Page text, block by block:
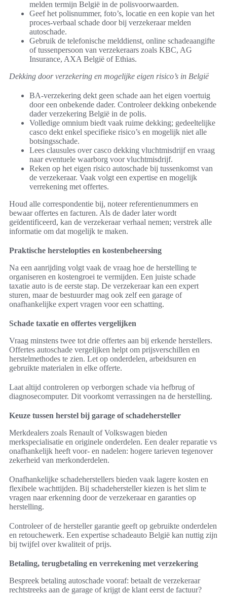
melden termijn België in de polisvoorwaarden.
Geef het polisnummer, foto’s, locatie en een kopie van het
proces-verbaal schade door bij verzekeraar melden
autoschade.
Gebruik de telefonische melddienst, online schadeaangifte
of tussenpersoon van verzekeraars zoals KBC, AG
Insurance, AXA België of Ethias.
Dekking door verzekering en mogelijke eigen risico’s in België
BA-verzekering dekt geen schade aan het eigen voertuig
door een onbekende dader. Controleer dekking onbekende
dader verzekering België in de polis.
Volledige omnium biedt vaak ruime dekking; gedeeltelijke
casco dekt enkel specifieke risico’s en mogelijk niet alle
botsingsschade.
Lees clausules over casco dekking vluchtmisdrijf en vraag
naar eventuele waarborg voor vluchtmisdrijf.
Reken op het eigen risico autoschade bij tussenkomst van
de verzekeraar. Vaak volgt een expertise en mogelijk
verrekening met offertes.
Houd alle correspondentie bij, noteer referentienummers en
bewaar offertes en facturen. Als de dader later wordt
geïdentificeerd, kan de verzekeraar verhaal nemen; verstrek alle
informatie om dat mogelijk te maken.
Praktische herstelopties en kostenbeheersing
Na een aanrijding volgt vaak de vraag hoe de herstelling te
organiseren en kostengroei te vermijden. Een juiste schade
taxatie auto is de eerste stap. De verzekeraar kan een expert
sturen, maar de bestuurder mag ook zelf een garage of
onafhankelijke expert vragen voor een schatting.
Schade taxatie en offertes vergelijken
Vraag minstens twee tot drie offertes aan bij erkende herstellers.
Offertes autoschade vergelijken helpt om prijsverschillen en
herstelmethodes te zien. Let op onderdelen, arbeidsuren en
gebruikte materialen in elke offerte.
Laat altijd controleren op verborgen schade via hefbrug of
diagnosecomputer. Dit voorkomt verrassingen na de herstelling.
Keuze tussen herstel bij garage of schadehersteller
Merkdealers zoals Renault of Volkswagen bieden
merkspecialisatie en originele onderdelen. Een dealer reparatie vs
onafhankelijk heeft voor- en nadelen: hogere tarieven tegenover
zekerheid van merkonderdelen.
Onafhankelijke schadeherstellers bieden vaak lagere kosten en
flexibele wachttijden. Bij schadehersteller kiezen is het slim te
vragen naar erkenning door de verzekeraar en garanties op
herstelling.
Controleer of de hersteller garantie geeft op gebruikte onderdelen
en retouchewerk. Een expertise schadeauto België kan nuttig zijn
bij twijfel over kwaliteit of prijs.
Betaling, terugbetaling en verrekening met verzekering
Bespreek betaling autoschade vooraf: betaalt de verzekeraar
rechtstreeks aan de garage of krijgt de klant eerst de factuur?